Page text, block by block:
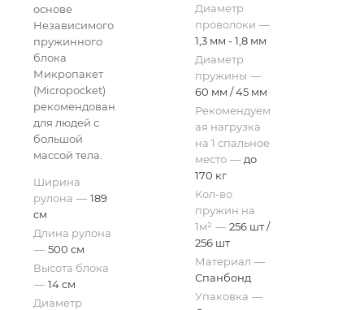
основе
Независимого
пружинного
блока
Микропакет
(Micropocket)
рекомендован
для людей с
большой
массой тела.
Ширина
рулона — 189
см
Длина рулона
— 500 см
Высота блока
— 14 см
Диаметр
Диаметр
проволоки —
1,3 мм - 1,8 мм
Диаметр
пружины —
60 мм / 45 мм
Рекомендуем
ая нагрузка
на 1 спальное
место — до
170 кг
Кол-во
пружин на
1м² — 256 шт /
256 шт
Материал —
Спанбонд
Упаковка —